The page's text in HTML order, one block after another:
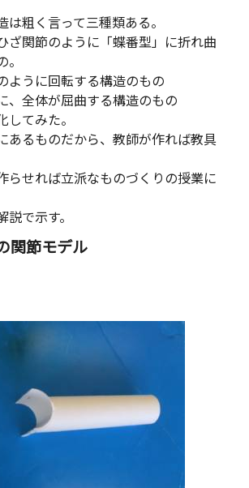
は粗く言って三種類ある。
ざ関節のように「蝶番型」に折れ曲
ように回転する構造のもの
、全体が屈曲する構造のもの
してみた。
あるものだから、教師が作れば教具
らせれば立派なものづくりの授業に
説で示す。
節モデル